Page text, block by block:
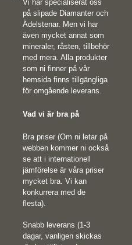
Vi har specialiserat oss
på slipade Diamanter och
Ädelstenar. Men vi har
även mycket annat som
mineraler, råsten, tillbehör
med mera. Alla produkter
som ni finner på vår
hemsida finns tillgängliga
för omgående leverans.
Vad vi är bra på
Bra priser (Om ni letar på
webben kommer ni också
se att i internationell
jämförelse är våra priser
mycket bra. Vi kan
konkurrera med de
flesta).
Snabb leverans (1-3
dagar, vanligen skickas